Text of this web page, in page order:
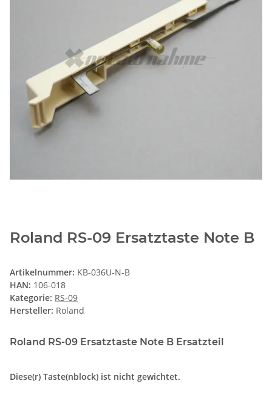
Roland RS-09 Ersatztaste Note B
Artikelnummer: KB-036U-N-B
HAN: 106-018
Kategorie: RS-09
Hersteller: Roland
Roland RS-09 Ersatztaste Note B Ersatzteil
Diese(r) Taste(nblock) ist nicht gewichtet.